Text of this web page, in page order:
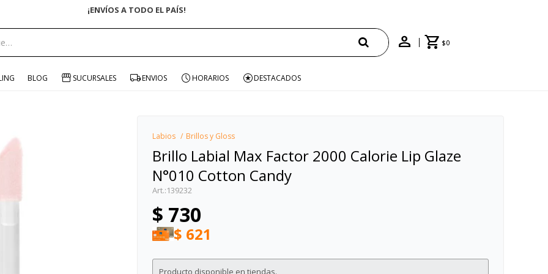
ENVÍO GRATIS EN COMPRAS +$1500 CON CUPÓN "ENVÍO"
$0
BLOG SUCURSALES ENVIOS HORARIOS DESTACADOS
Labios Brillos y Gloss
Brillo Labial Max Factor 2000 Calorie Lip Glaze
N°010 Cotton Candy
139232
$ 730
$ 621
Producto disponible en tiendas.